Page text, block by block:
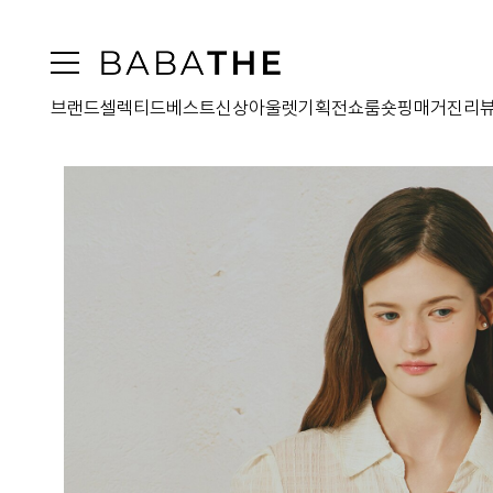
브랜드셀렉티드베스트신상아울렛기획전쇼룸숏핑 매거진 리